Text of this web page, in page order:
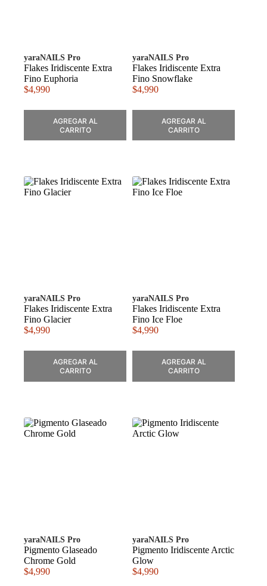
yaraNAILS Pro
Flakes Iridiscente Extra
Fino Euphoria
$4,990
AGREGAR AL
CARRITO
yaraNAILS Pro
Flakes Iridiscente Extra
Fino Snowflake
$4,990
AGREGAR AL
CARRITO
yaraNAILS Pro
Flakes Iridiscente Extra
Fino Glacier
$4,990
AGREGAR AL
CARRITO
yaraNAILS Pro
Flakes Iridiscente Extra
Fino Ice Floe
$4,990
AGREGAR AL
CARRITO
yaraNAILS Pro
Pigmento Glaseado
Chrome Gold
$4,990
yaraNAILS Pro
Pigmento Iridiscente Arctic
Glow
$4,990